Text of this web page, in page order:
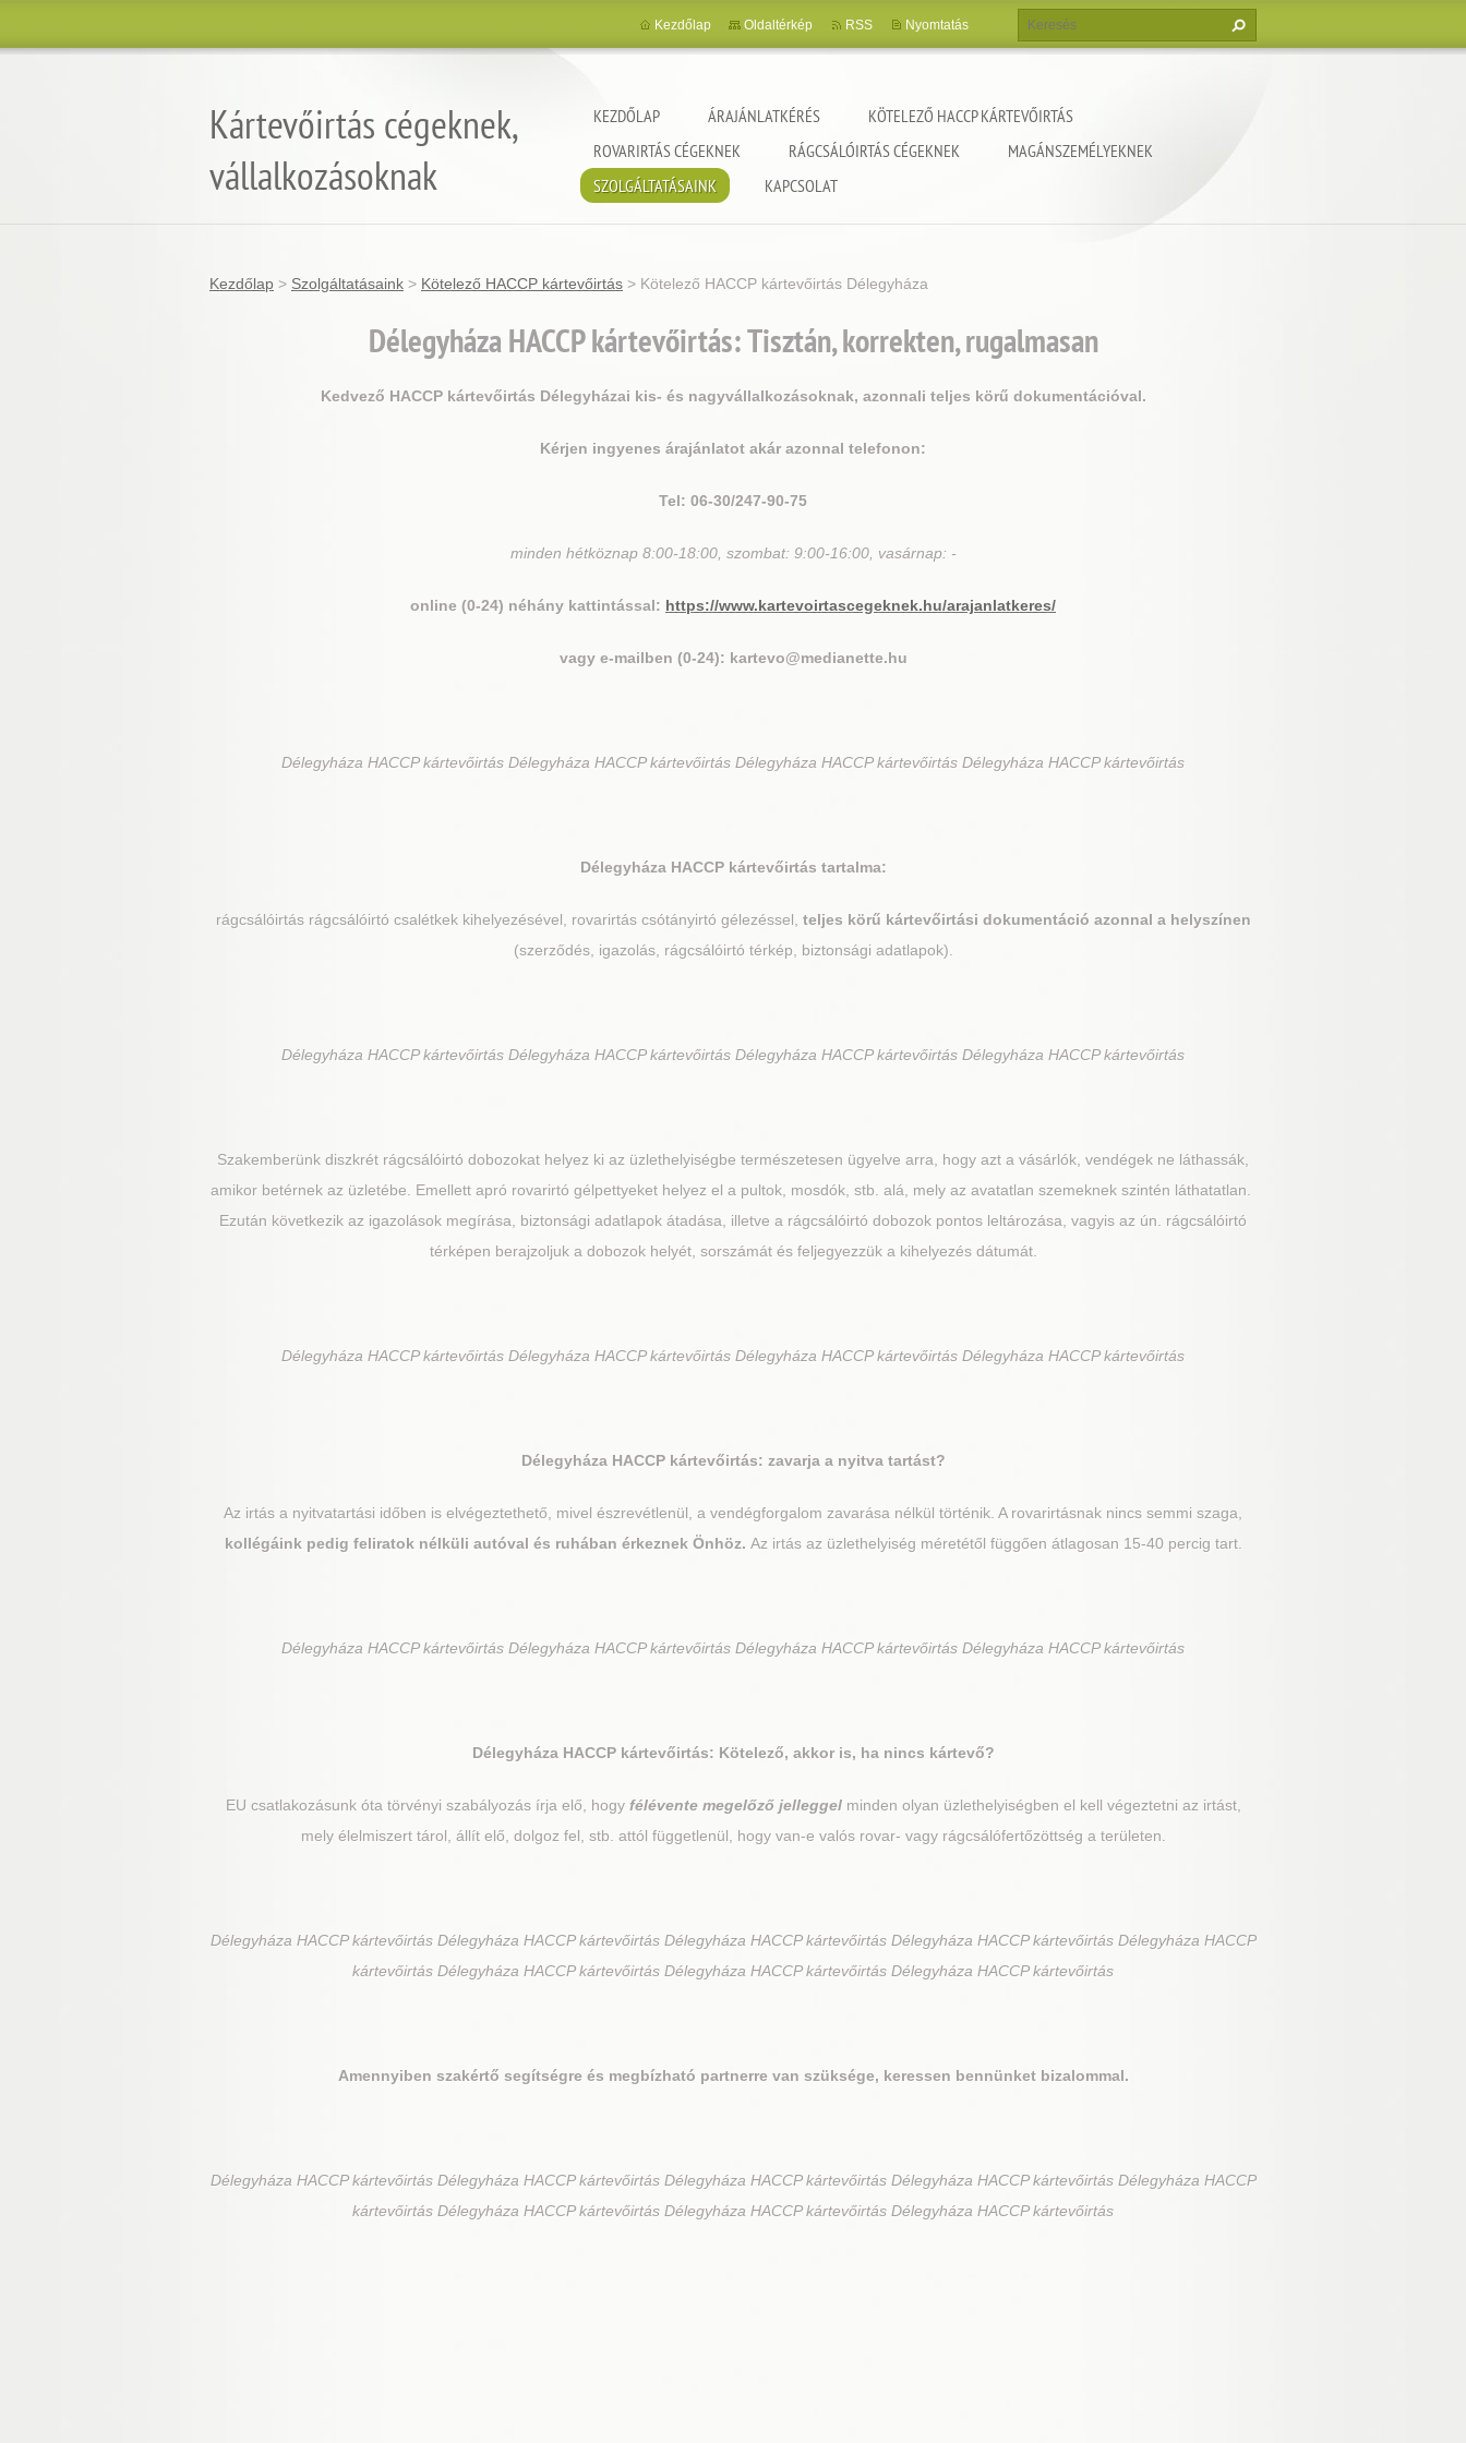
Kártevőirtás cégeknek,
vállalkozásoknak
KEZDŐLAP ÁRAJÁNLATKÉRÉS
KÖTELEZŐ HACCP KÁRTEVŐIRTÁS
ROVARIRTÁS CÉGEKNEK
RÁGCSÁLÓIRTÁS CÉGEKNEK
MAGÁNSZEMÉLYEKNEK
SZOLGÁLTATÁSAINK
KAPCSOLAT
Kezdőlap Oldaltérkép RSS Nyomtatás
Kezdőlap > Szolgáltatásaink > Kötelező HACCP kártevőirtás > Kötelező HACCP kártevőirtás Délegyháza
DélegyházaHACCP kártevőirtás: Tisztán, korrekten, rugalmasan
Kedvező HACCP kártevőirtás Délegyházai kis- és nagyvállalkozásoknak, azonnali teljes körű dokumentációval.
Kérjen ingyenes árajánlatot akár azonnal telefonon:
Tel: 06-30/247-90-75
minden hétköznap 8:00-18:00, szombat: 9:00-16:00, vasárnap: -
online (0-24) néhány kattintással: https://www.kartevoirtascegeknek.hu/arajanlatkeres/
vagy e-mailben (0-24): kartevo@medianette.hu
Délegyháza HACCP kártevőirtás Délegyháza HACCP kártevőirtás Délegyháza HACCP kártevőirtás Délegyháza HACCP kártevőirtás
DélegyházaHACCP kártevőirtás tartalma:
rágcsálóirtás rágcsálóirtó csalétkek kihelyezésével, rovarirtás csótányirtó gélezéssel, teljes körű kártevőirtási dokumentáció azonnal a helyszínen
(szerződés, igazolás, rágcsálóirtó térkép, biztonsági adatlapok).
Délegyháza HACCP kártevőirtás Délegyháza HACCP kártevőirtás Délegyháza HACCP kártevőirtás Délegyháza HACCP kártevőirtás
Szakemberünk diszkrét rágcsálóirtó dobozokat helyez ki az üzlethelyiségbe természetesen ügyelve arra, hogy azt a vásárlók, vendégek ne láthassák,
amikor betérnek az üzletébe. Emellett apró rovarirtó gélpettyeket helyez el a pultok, mosdók, stb. alá, mely az avatatlan szemeknek szintén láthatatlan.
Ezután következik az igazolások megírása, biztonsági adatlapok átadása, illetve a rágcsálóirtó dobozok pontos leltározása, vagyis az ún. rágcsálóirtó
térképen berajzoljuk a dobozok helyét, sorszámát és feljegyezzük a kihelyezés dátumát.
Délegyháza HACCP kártevőirtás Délegyháza HACCP kártevőirtás Délegyháza HACCP kártevőirtás Délegyháza HACCP kártevőirtás
Délegyháza HACCP kártevőirtás: zavarja a nyitva tartást?
Az irtás a nyitvatartási időben is elvégeztethető, mivel észrevétlenül, a vendégforgalom zavarása nélkül történik. A rovarirtásnak nincs semmi szaga,
kollégáink pedig feliratok nélküli autóval és ruhában érkeznek Önhöz. Az irtás az üzlethelyiség méretétől függően átlagosan 15-40 percig tart.
Délegyháza HACCP kártevőirtás Délegyháza HACCP kártevőirtás Délegyháza HACCP kártevőirtás Délegyháza HACCP kártevőirtás
DélegyházaHACCP kártevőirtás: Kötelező, akkor is, ha nincs kártevő?
EU csatlakozásunk óta törvényi szabályozás írja elő, hogy félévente megelőző jelleggelminden olyan üzlethelyiségben el kell végeztetni az irtást,
mely élelmiszert tárol, állít elő, dolgoz fel, stb. attól függetlenül, hogy van-e valós rovar- vagy rágcsálófertőzöttség a területen.
Délegyháza HACCP kártevőirtás Délegyháza HACCP kártevőirtás Délegyháza HACCP kártevőirtás Délegyháza HACCP kártevőirtás Délegyháza HACCP
kártevőirtás Délegyháza HACCP kártevőirtás Délegyháza HACCP kártevőirtás Délegyháza HACCP kártevőirtás
Amennyiben szakértő segítségre és megbízható partnerre van szüksége, keressen bennünket bizalommal.
Délegyháza HACCP kártevőirtás Délegyháza HACCP kártevőirtás Délegyháza HACCP kártevőirtás Délegyháza HACCP kártevőirtás Délegyháza HACCP
kártevőirtás Délegyháza HACCP kártevőirtás Délegyháza HACCP kártevőirtás Délegyháza HACCP kártevőirtás